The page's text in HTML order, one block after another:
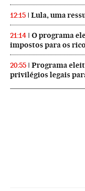
12:15 Lula, uma
21:14
O programa
impostos para os
20:55
Programa
privilégios legais